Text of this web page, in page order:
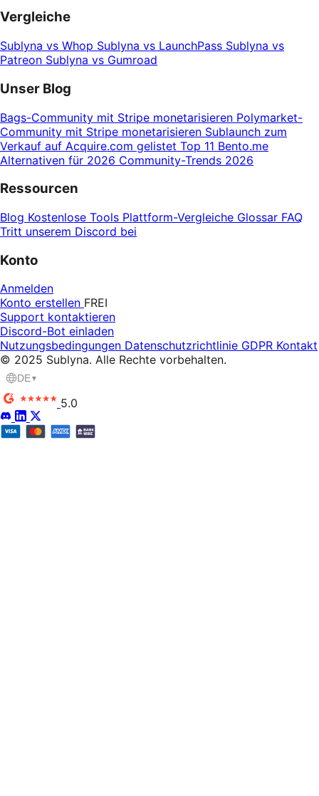
Vergleiche
Sublyna vs Whop Sublyna vs LaunchPass Sublyna vs
Patreon Sublyna vs Gumroad
Unser Blog
Bags-Community mit Stripe monetarisieren Polymarket-
Community mit Stripe monetarisieren Sublaunch zum
Verkauf auf Acquire.com gelistet Top 11 Bento.me
Alternativen für 2026 Community-Trends 2026
Ressourcen
Blog Kostenlose Tools Plattform-Vergleiche Glossar FAQ
Tritt unserem Discord bei
Konto
Anmelden
Konto erstellen FREI
Support kontaktieren
Discord-Bot einladen
Nutzungsbedingungen Datenschutzrichtlinie GDPR Kontakt
© 2025 Sublyna. Alle Rechte vorbehalten.
DE▼
5.0